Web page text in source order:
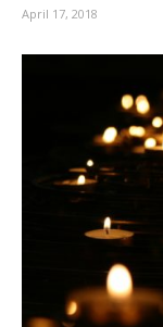
April 17, 2018